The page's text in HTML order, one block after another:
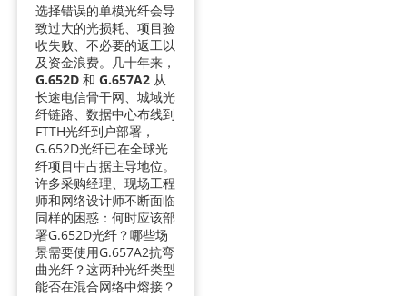
选择错误的单模光纤会导
致过大的光损耗、项目验
收失败、不必要的返工以
及资金浪费。几十年来，
G.652D和 G.657A2从
长途电信骨干网、城域光
纤链路、数据中心布线到
FTTH光纤到户部署，
G.652D光纤已在全球光
纤项目中占据主导地位。
许多采购经理、现场工程
师和网络设计师不断面临
同样的困惑：何时应该部
署G.652D光纤？哪些场
景需要使用G.657A2抗弯
曲光纤？这两种光纤类型
能否在混合网络中熔接？